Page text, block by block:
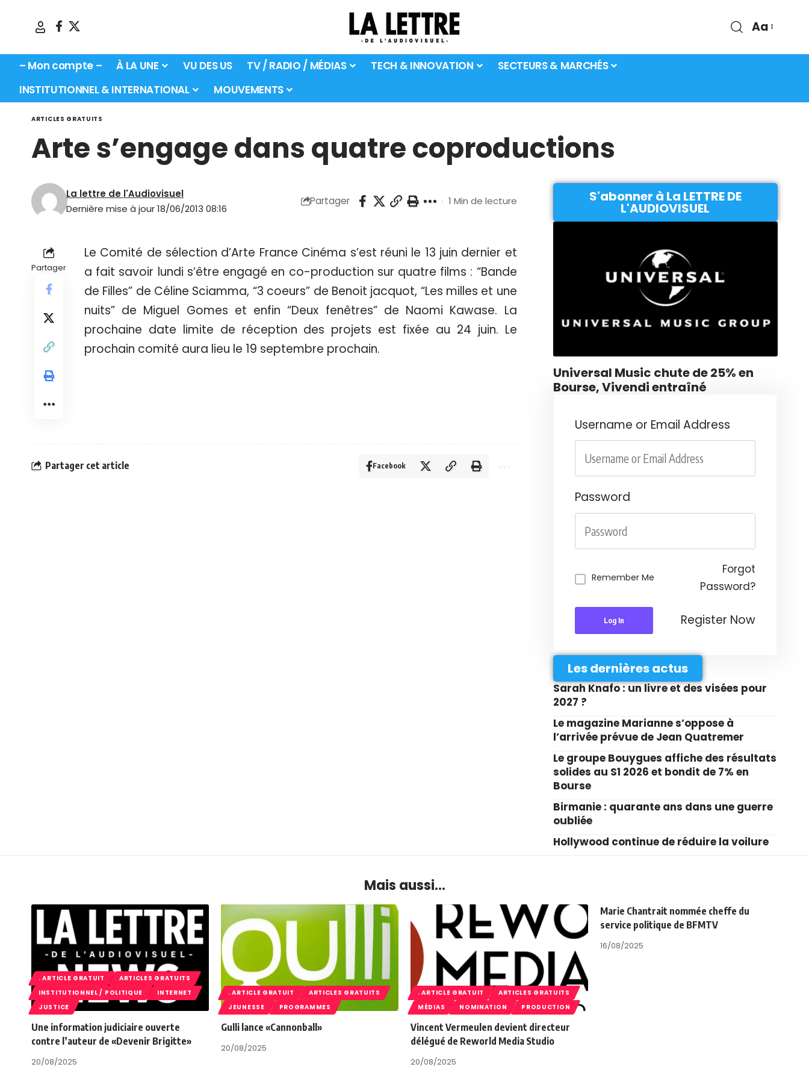
Aa
– Mon compte – À LA UNE VU DES US TV / RADIO / MÉDIAS TECH & INNOVATION
SECTEURS & MARCHÉS
INSTITUTIONNEL & INTERNATIONAL
MOUVEMENTS
ARTICLES GRATUITS
Arte s’engage dans quatre coproductions
Dernière mise à jour 18/06/2013 08:16
La lettre de l'Audiovisuel
Partager 1 Min de lecture
Partager
Le Comité de sélection d’Arte France Cinéma s’est réuni le 13 juin dernier et
a fait savoir lundi s’être engagé en co-production sur quatre films : “Bande
de Filles” de Céline Sciamma, “3 coeurs” de Benoit jacquot, “Les milles et une
nuits” de Miguel Gomes et enfin “Deux fenêtres” de Naomi Kawase. La
prochaine date limite de réception des projets est fixée au 24 juin. Le
prochain comité aura lieu le 19 septembre prochain.
Partager cet article Facebook
S'abonner à La LETTRE DE
L'AUDIOVISUEL
Universal Music chute de 25% en
Bourse, Vivendi entraîné
Username or Email Address
Password
Remember Me
Forgot
Password?
Log In Register Now
Les dernières actus
Sarah Knafo : un livre et des visées pour
2027 ?
Le magazine Marianne s’oppose à
l’arrivée prévue de Jean Quatremer
Le groupe Bouygues affiche des résultats
solides au S1 2026 et bondit de 7% en
Bourse
Birmanie : quarante ans dans une guerre
oubliée
Hollywood continue de réduire la voilure
Mais aussi...
. ARTICLE GRATUIT
ARTICLES GRATUITS
INSTITUTIONNEL / POLITIQUE
INTERNET
JUSTICE
Une information judiciaire ouverte
contre l’auteur de «Devenir Brigitte»
20/08/2025
. ARTICLE GRATUIT
ARTICLES GRATUITS
JEUNESSE
PROGRAMMES
Gulli lance «Cannonball»
20/08/2025
. ARTICLE GRATUIT
ARTICLES GRATUITS
MÉDIAS
NOMINATION PRODUCTION
Vincent Vermeulen devient directeur
délégué de Reworld Media Studio
20/08/2025
Marie Chantrait nommée cheffe du
service politique de BFMTV
16/08/2025